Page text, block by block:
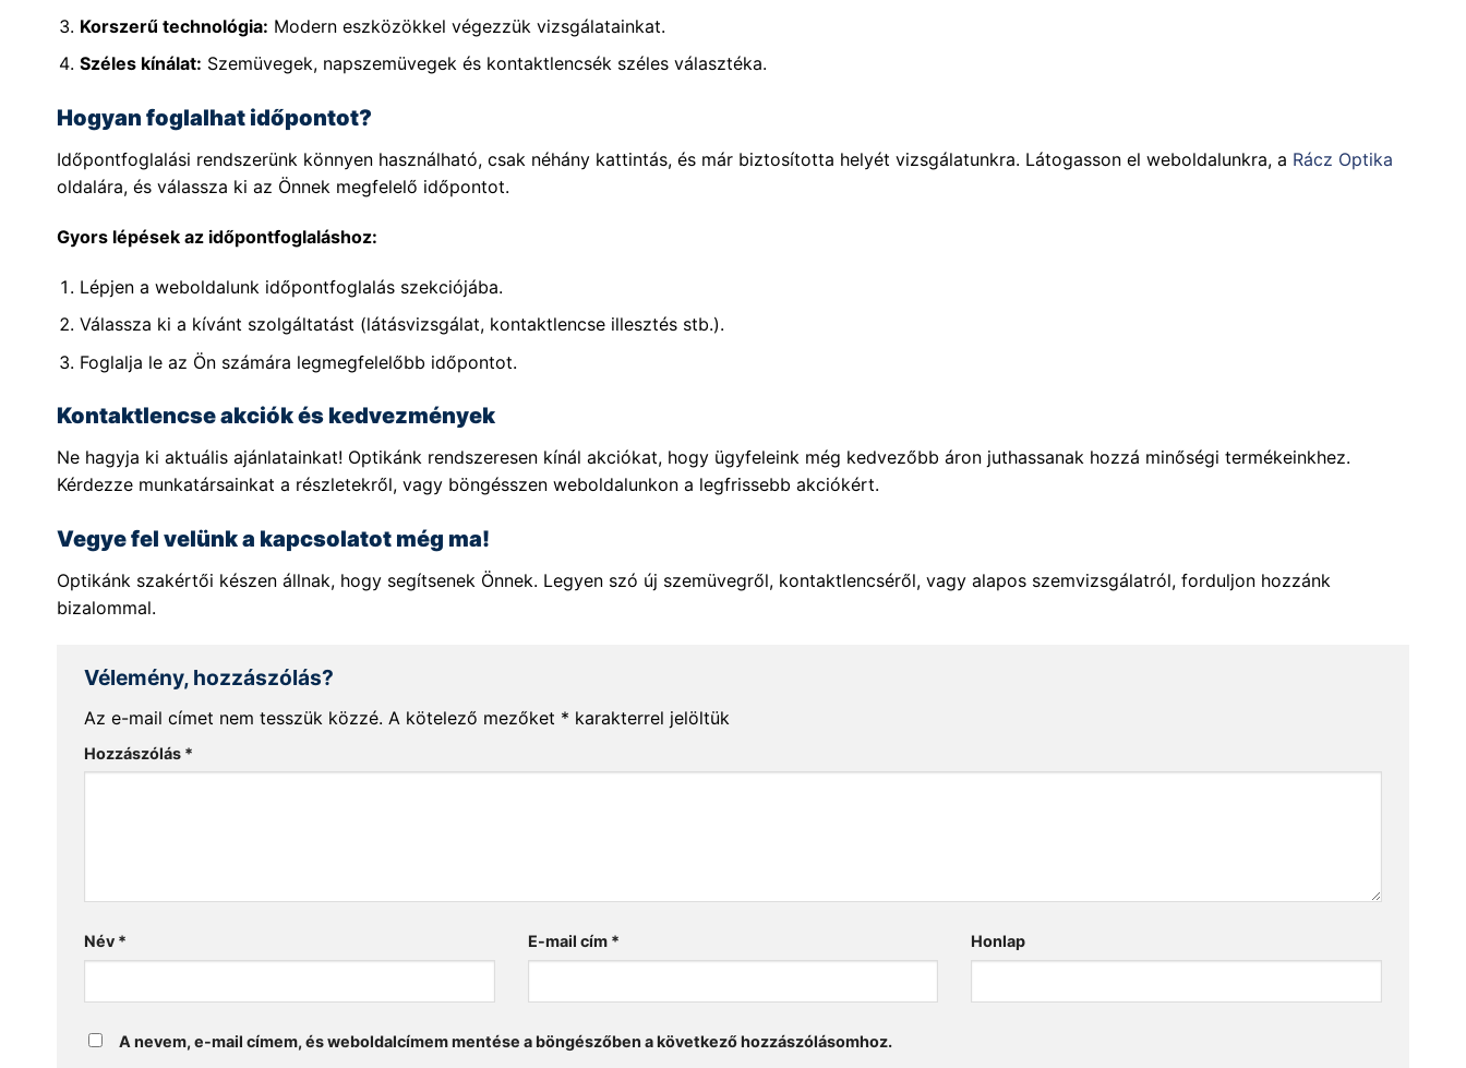
Korszerű technológia: Modern eszközökkel végezzük vizsgálatainkat.
Széles kínálat: Szemüvegek, napszemüvegek és kontaktlencsék széles választéka.
Hogyan foglalhat időpontot?
Időpontfoglalási rendszerünk könnyen használható, csak néhány kattintás, és már biztosította helyét vizsgálatunkra. Látogasson el weboldalunkra, a Rácz Optika
oldalára, és válassza ki az Önnek megfelelő időpontot.
Gyors lépések az időpontfoglaláshoz:
Lépjen a weboldalunk időpontfoglalás szekciójába.
Válassza ki a kívánt szolgáltatást (látásvizsgálat, kontaktlencse illesztés stb.).
Foglalja le az Ön számára legmegfelelőbb időpontot.
Kontaktlencse akciók és kedvezmények
Ne hagyja ki aktuális ajánlatainkat! Optikánk rendszeresen kínál akciókat, hogy ügyfeleink még kedvezőbb áron juthassanak hozzá minőségi termékeinkhez.
Kérdezze munkatársainkat a részletekről, vagy böngésszen weboldalunkon a legfrissebb akciókért.
Vegye fel velünk a kapcsolatot még ma!
Optikánk szakértői készen állnak, hogy segítsenek Önnek. Legyen szó új szemüvegről, kontaktlencséről, vagy alapos szemvizsgálatról, forduljon hozzánk
bizalommal.
Vélemény, hozzászólás?
Az e-mail címet nem tesszük közzé. A kötelező mezőket * karakterrel jelöltük
Hozzászólás *
Név * E-mail cím * Honlap
A nevem, e-mail címem, és weboldalcímem mentése a böngészőben a következő hozzászólásomhoz.